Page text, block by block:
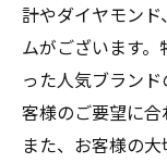
計やダイヤモン
ムがございます
った人気ブラン
客様のご要望に合
また、お客様の